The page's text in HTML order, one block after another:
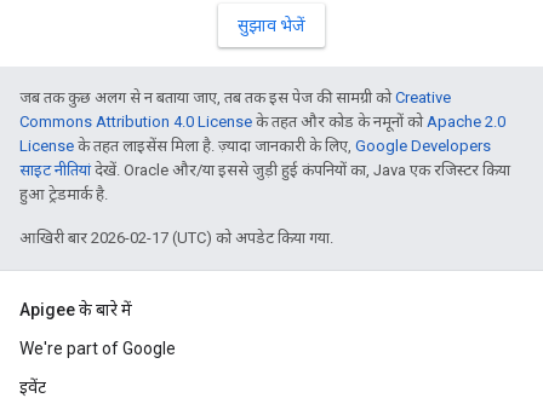
सुझाव भेजें
जब तक कुछ अलग से न बताया जाए, तब तक इस पेज की सामग्री कोCreative
Commons Attribution 4.0 License के तहत और कोड के नमूनों कोApache 2.0
License के तहत लाइसेंस मिला है. ज़्यादा जानकारी के लिए, Google Developers
साइट नीतियांदेखें. Oracle और/या इससे जुड़ी हुई कंपनियों का, Java एक रजिस्टर किया
हुआ ट्रेडमार्क है.
आखिरी बार 2026-02-17 (UTC) को अपडेट किया गया.
Apigee के बारे में
We're part of Google
इवेंट